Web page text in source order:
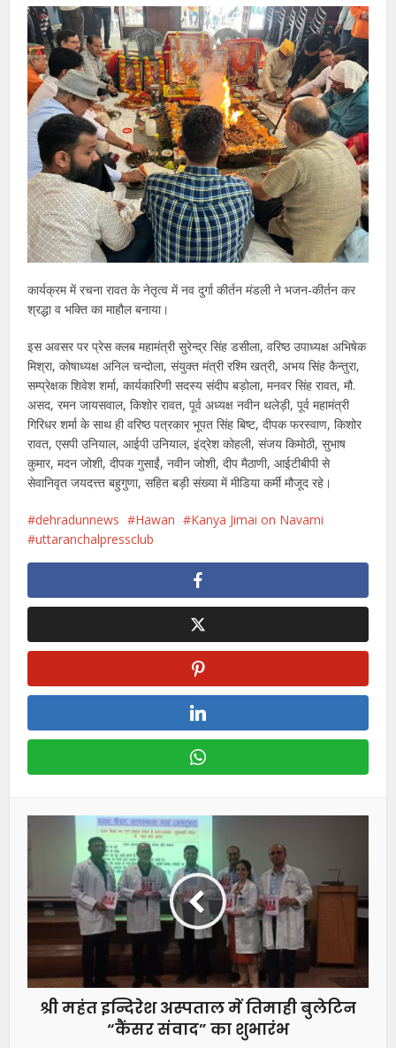
कार्यक्रम में रचना रावत के नेतृत्व में नव दुर्गा कीर्तन मंडली ने भजन-कीर्तन कर
श्रद्धा व भक्ति का माहौल बनाया।
इस अवसर पर प्रेस क्लब महामंत्री सुरेन्द्र सिंह डसीला, वरिष्ठ उपाध्यक्ष अभिषेक
मिश्रा, कोषाध्यक्ष अनिल चन्दोला, संयुक्त मंत्री रश्मि खत्री, अभय सिंह कैन्तुरा,
सम्प्रेक्षक शिवेश शर्मा, कार्यकारिणी सदस्य संदीप बड़ोला, मनवर सिंह रावत, मौ.
असद, रमन जायसवाल, किशोर रावत, पूर्व अध्यक्ष नवीन थलेड़ी, पूर्व महामंत्री
गिरिधर शर्मा के साथ ही वरिष्ठ पत्रकार भूपत सिंह बिष्ट, दीपक फरस्वाण, किशोर
रावत, एसपी उनियाल, आईपी उनियाल, इंद्रेश कोहली, संजय किमोठी, सुभाष
कुमार, मदन जोशी, दीपक गुसाईं, नवीन जोशी, दीप मैठाणी, आईटीबीपी से
सेवानिवृत जयदत्त्त बहुगुणा, सहित बड़ी संख्या में मीडिया कर्मी मौजूद रहे।
dehradunnews Hawan
Kanya Jimai on Navami
uttaranchalpressclub
श्री महंत इन्दिरेश अस्पताल में तिमाही बुलेटिन
“कैंसर संवाद” का शुभारंभ